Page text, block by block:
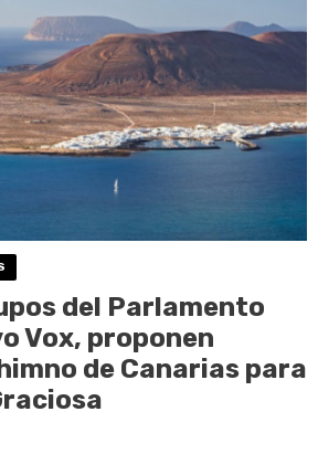
del Parlamento
Vox, proponen
de Canarias para